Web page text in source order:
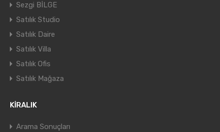
Sezgi BİLGE
Satılık Studio
Satılık Daire
Satılık Villa
Satılık Ofis
Satılık Mağaza
KİRALIK
Arama Sonuçları